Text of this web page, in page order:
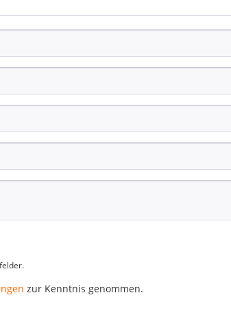
zur Kenntnis genommen.